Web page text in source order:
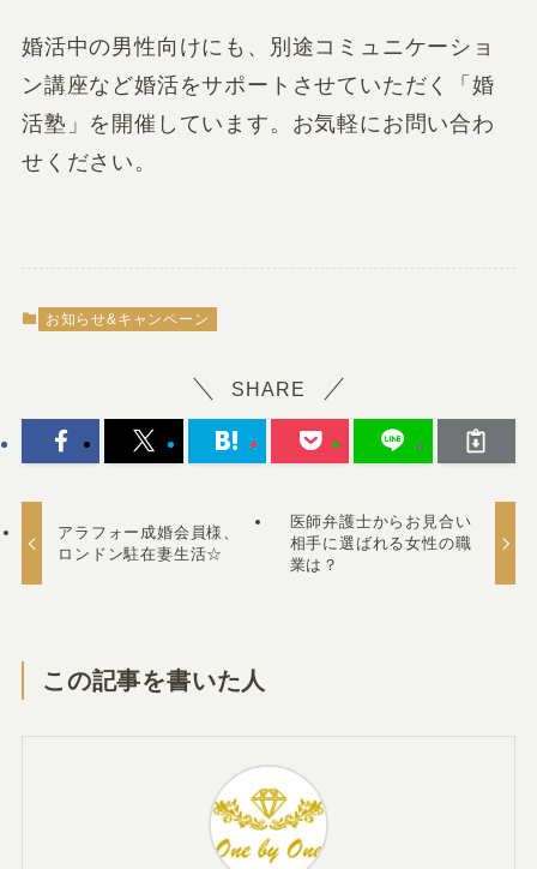
婚活中の男性向けにも、別途コミュニケーショ
ン講座など婚活をサポートさせていただく「婚
活塾」を開催しています。お気軽にお問い合わ
せください。
お知らせ&キャンペーン
SHARE
アラフォー成婚会員様、
ロンドン駐在妻生活☆
医師弁護士からお見合い
相手に選ばれる女性の職
業は？
この記事を書いた人